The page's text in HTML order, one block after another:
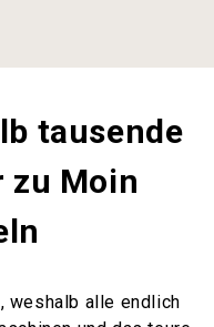
tausende
zu Moin
weshalb alle endlich